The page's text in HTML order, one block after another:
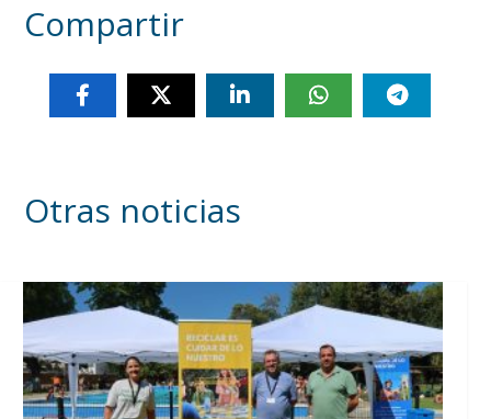
Compartir
Otras noticias